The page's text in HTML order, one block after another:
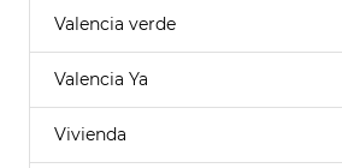
Valencia verde
Valencia Ya
Vivienda